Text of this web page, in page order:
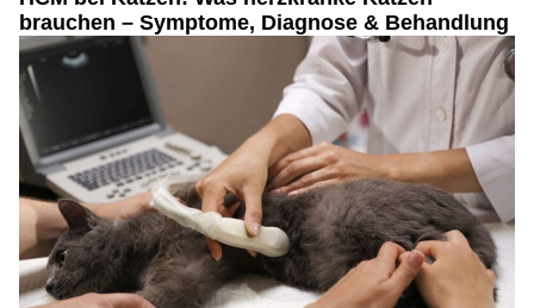
brauchen – Symptome, Diagnose & Behandlung